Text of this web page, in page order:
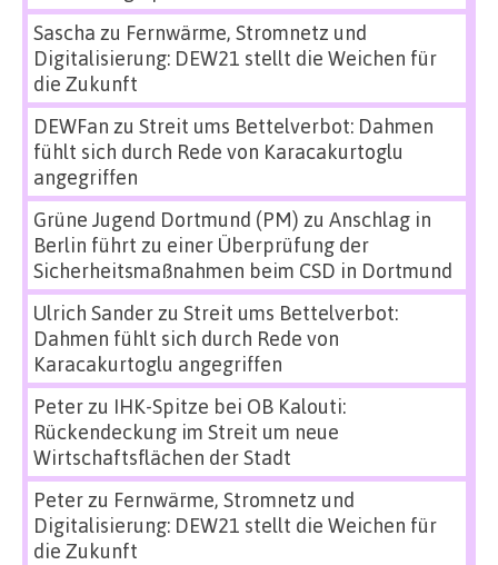
Sascha zu Fernwärme, Stromnetz und
Digitalisierung: DEW21 stellt die Weichen für
die Zukunft
DEWFan zu Streit ums Bettelverbot: Dahmen
fühlt sich durch Rede von Karacakurtoglu
angegriffen
Grüne Jugend Dortmund (PM) zu Anschlag in
Berlin führt zu einer Überprüfung der
Sicherheitsmaßnahmen beim CSD in Dortmund
Ulrich Sanderzu Streit ums Bettelverbot:
Dahmen fühlt sich durch Rede von
Karacakurtoglu angegriffen
Peterzu IHK-Spitze bei OB Kalouti:
Rückendeckung im Streit um neue
Wirtschaftsflächen der Stadt
Peterzu Fernwärme, Stromnetz und
Digitalisierung: DEW21 stellt die Weichen für
die Zukunft